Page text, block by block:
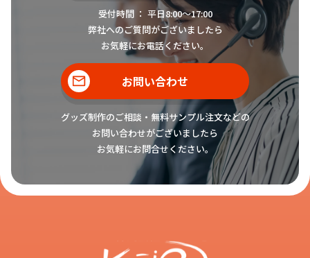
受付時間 ： 平日8:00〜17:00
弊社へのご質問がございましたら
お気軽にお電話ください。
お問い合わせ
グッズ制作のご相談・無料サンプル注文などの
お問い合わせがございましたら
お気軽にお問合せください。